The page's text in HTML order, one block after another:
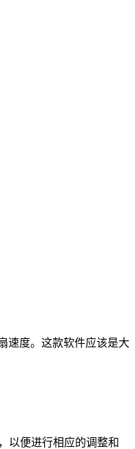
速度。这款软件应该是大
以便进行相应的调整和